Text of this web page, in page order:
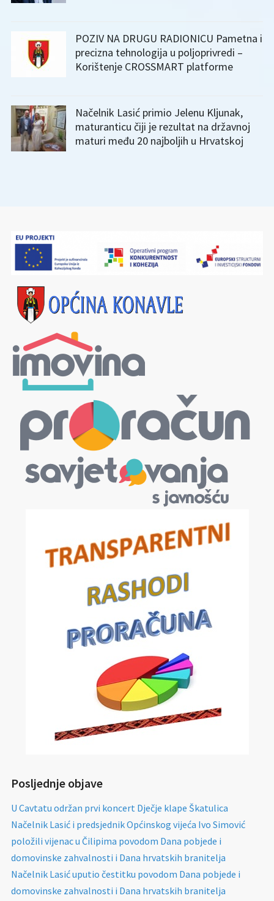
POZIV NA DRUGU RADIONICU Pametna i
precizna tehnologija u poljoprivredi –
Korištenje CROSSMART platforme
Načelnik Lasić primio Jelenu Kljunak,
maturanticu čiji je rezultat na državnoj
maturi među 20 najboljih u Hrvatskoj
Posljednje objave
U Cavtatu održan prvi koncert Dječje klape Škatulica
Načelnik Lasić i predsjednik Općinskog vijeća Ivo Simović
položili vijenac u Čilipima povodom Dana pobjede i
domovinske zahvalnosti i Dana hrvatskih branitelja
Načelnik Lasić uputio čestitku povodom Dana pobjede i
domovinske zahvalnosti i Dana hrvatskih branitelja